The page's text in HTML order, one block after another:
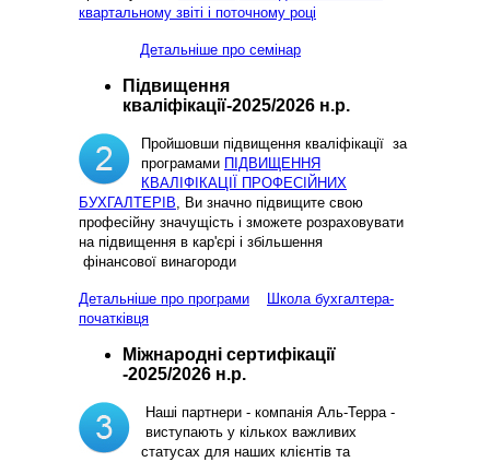
квартальному звіті і поточному році
Детальніше про семінар
Підвищення
кваліфікації-2025/2026 н.р.
Пройшовши підвищення кваліфікації за
програмами ПІДВИЩЕННЯ
КВАЛІФІКАЦІЇ ПРОФЕСІЙНИХ
БУХГАЛТЕРІВ, Ви значно підвищите свою
професійну значущість і зможете розраховувати
на підвищення в кар'єрі і збільшення
фінансової винагороди
Детальніше про програми
Школа бухгалтера-
початківця
Міжнародні сертифікації
-2025/2026 н.р.
Наші партнери - компанія Аль-Терра -
виступають у кількох важливих
статусах для наших клієнтів та